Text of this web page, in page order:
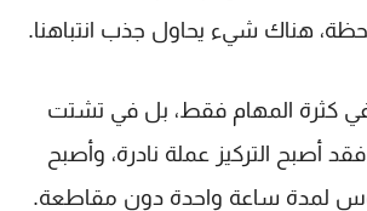
هناك شيء يحاول جذب انتباهنا.
كثرة المهام فقط، بل في تشتت
فقد أصبح التركيز عملة نادرة، وأصبح
لمدة ساعة واحدة دون مقاطعة.